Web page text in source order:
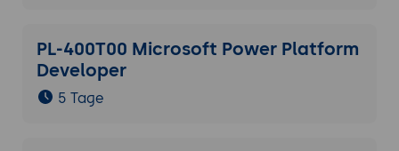
PL-400T00 Microsoft Power Platform
Developer
5 Tage